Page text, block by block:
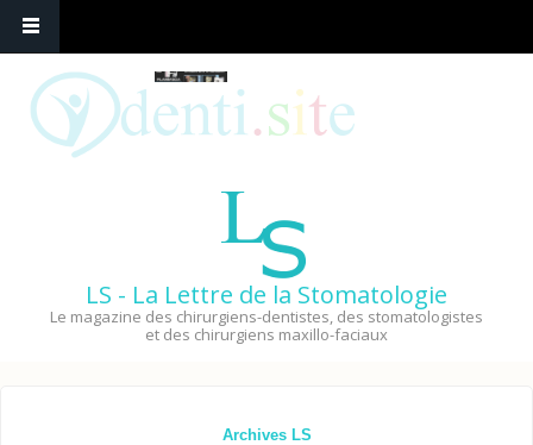
LS - La Lettre de la Stomatologie
Le magazine des chirurgiens-dentistes, des stomatologistes
et des chirurgiens maxillo-faciaux
Archives LS